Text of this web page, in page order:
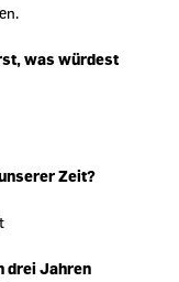
was würdest
Zeit?
drei Jahren